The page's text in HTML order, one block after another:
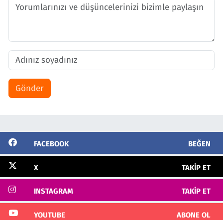
Gönder
FACEBOOK BEĞEN
X TAKIP ET
INSTAGRAM TAKIP ET
YOUTUBE ABONE OL